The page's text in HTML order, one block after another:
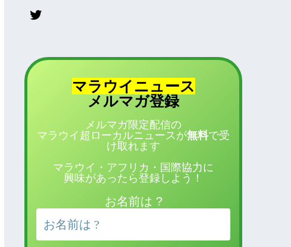
マラウイニュース
メルマガ登録
メルマガ限定配信の
マラウイ超ローカルニュースが無料で受
け取れます
マラウイ・アフリカ・国際協力に
興味があったら登録しよう！
お名前は ?